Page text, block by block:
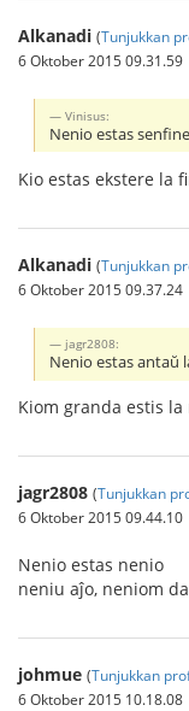
Alkanadi (Tunjukkan
6 Oktober 2015 09.31.59
Vinisus:
Nenio estas senfine
Kio estas ekstere la
Alkanadi (Tunjukkan
6 Oktober 2015 09.37.24
jagr2808:
Nenio estas antaŭ
Kiom granda estis la
jagr2808 (Tunjukkan
6 Oktober 2015 09.44.10
Nenio estas nenio
neniu aĵo, neniom
johmue (Tunjukkan
6 Oktober 2015 10.18.08